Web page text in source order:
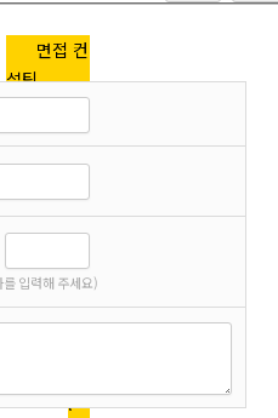
면접 컨
설팅
스 소통 컨
설팅
미디어
진행 컨설
커뮤니
티
Q&A
입력해 주세요)